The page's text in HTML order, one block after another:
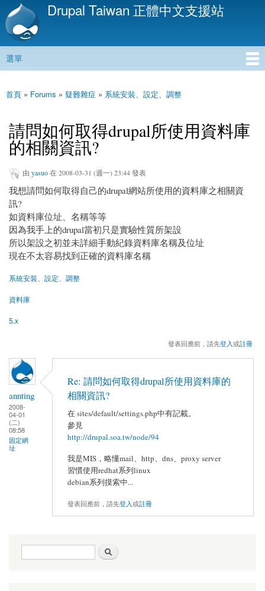
移
內
Drupal Taiwan 正體中文支援站
主選單
選單
您在這裡
首頁 » Forums » 疑難雜症 » 系統安裝、設定、調整
請問如何取得drupal所使用資料庫
的相關資訊?
由 yasuo在 2008-03-31 (週一) 23:44 發表
我想請問如何取得自己的drupal網站所使用的資料庫之相關資
訊?
如資料庫位址、名稱等等
因為我手上的drupal當初只是實驗性質所架設
所以架設之初並未詳細手動紀錄資料庫名稱及位址
現在不太容易找到正確的資料庫名稱
系統安裝、設定、調整
資料庫
5.x
發表回應前，請先登入或註冊
annting
2008-
04-01
(二)
08:58
固定網
址
Re: 請問如何取得drupal所使用資料庫的
相關資訊?
在 sites/default/settings.php中有記載。
參見
http://drupal.soa.tw/node/94
我是MIS，略懂mail、http、dns、proxy server
習慣使用redhat系列linux
debian系列摸索中...
發表回應前，請先登入或註冊
搜尋表單